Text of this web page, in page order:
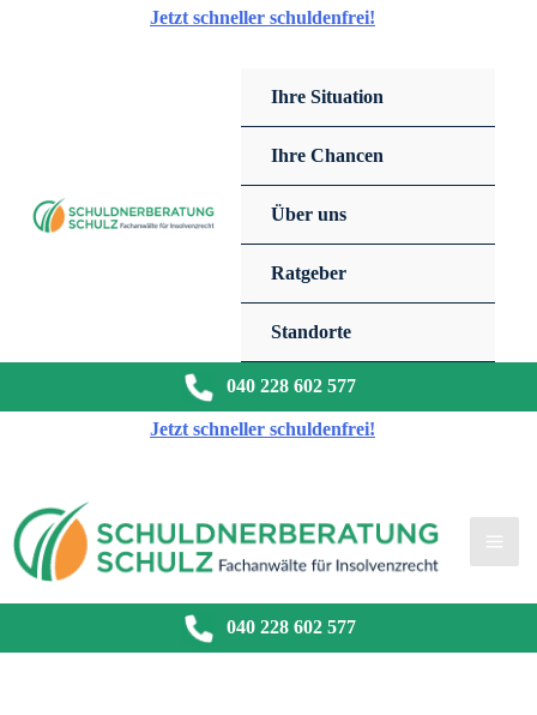
Jetzt schneller schuldenfrei!
Ihre Situation
Ihre Chancen
Über uns
Ratgeber
Standorte
040 228 602 577
Jetzt schneller schuldenfrei!
040 228 602 577